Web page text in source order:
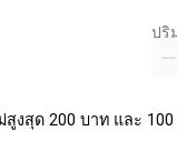
ปริ
งสุด 200 บาท และ